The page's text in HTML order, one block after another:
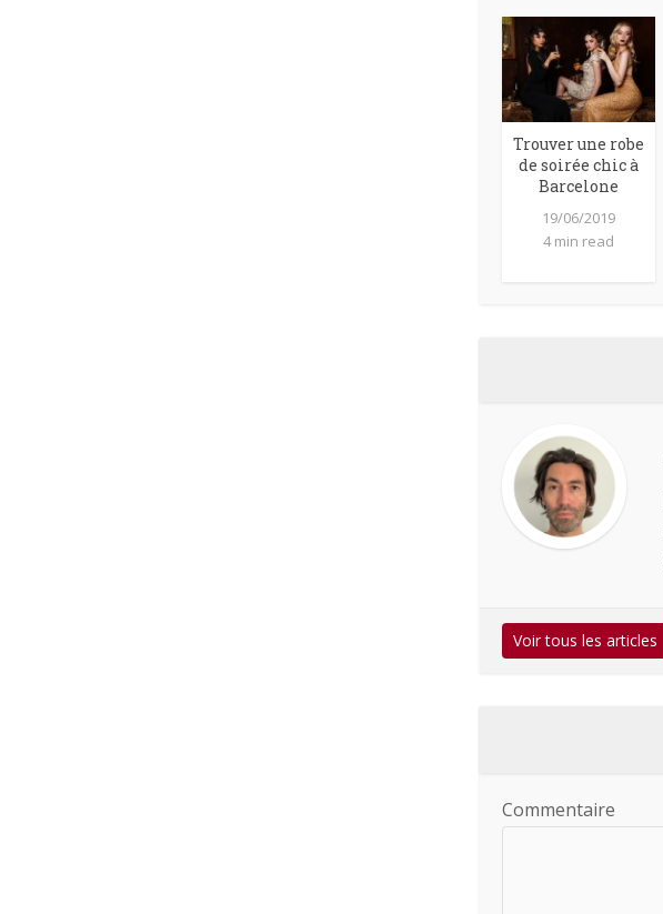
Trouver une robe
de soirée chic à
Barcelone
19/06/2019
4 min read
Voir tous les articles
Commentaire